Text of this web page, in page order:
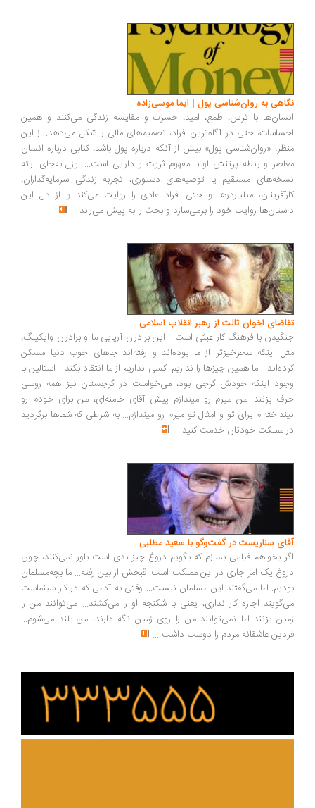
به روان‌شناسی پول | ایما موسی‌زاده
با ترس، طمع، امید، حسرت و مقایسه زندگی می‌کنند و همین
حتی در آگاه‌ترین افراد، تصمیم‌های مالی را شکل می‌دهد. از این
«روان‌شناسی پول» بیش از آنکه درباره پول باشد، کتابی درباره انسان
و رابطه پرتنش او با مفهوم ثروت و دارایی است... اوزل به‌جای ارائه
مستقیم یا توصیه‌های دستوری، تجربه زندگی سرمایه‌گذاران،
میلیاردرها و حتی افراد عادی را روایت می‌کند و از دل این
روایت خود را برمی‌سازد و بحث را به پیش می‌راند ...
اخوان ثالث از رهبر انقلاب اسلامی
با فرهنگ کار عبثی است... این برادران آریایی ما و برادران وایکینگ،
اینکه سحرخیزتر از ما بوده‌اند و رفته‌اند جاهای خوب دنیا مسکن
ما همین چیزها را نداریم. کسی نداریم از ما انتقاد بکند... استالین با
اینکه خودش گرجی بود، می‌خواست در گرجستان نیز همه روسی
بزنند...من میرم رو میندازم پیش آقای خامنه‌ای، من برای خودم رو
برای تو و امثال تو میرم رو میندازم... به شرطی که شماها برگردید
مملکت خودتان خدمت کنید...
سناریست در گفت‌وگو با سعید مطلبی
بخواهم فیلمی بسازم که بگویم دروغ چیز بدی است باور نمی‌کنند، چون
یک امر جاری در این مملکت است. قبحش از بین رفته... ما بچه‌مسلمان
اما می‌گفتند این مسلمان نیست... وقتی به آدمی که در کار سینماست
اجازه کار نداری، یعنی با شکنجه او را می‌کشند... می‌توانند من را
بزنند اما نمی‌توانند من را روی زمین نگه دارند، من بلند می‌شوم...
عاشقانه مردم را دوست داشت ...